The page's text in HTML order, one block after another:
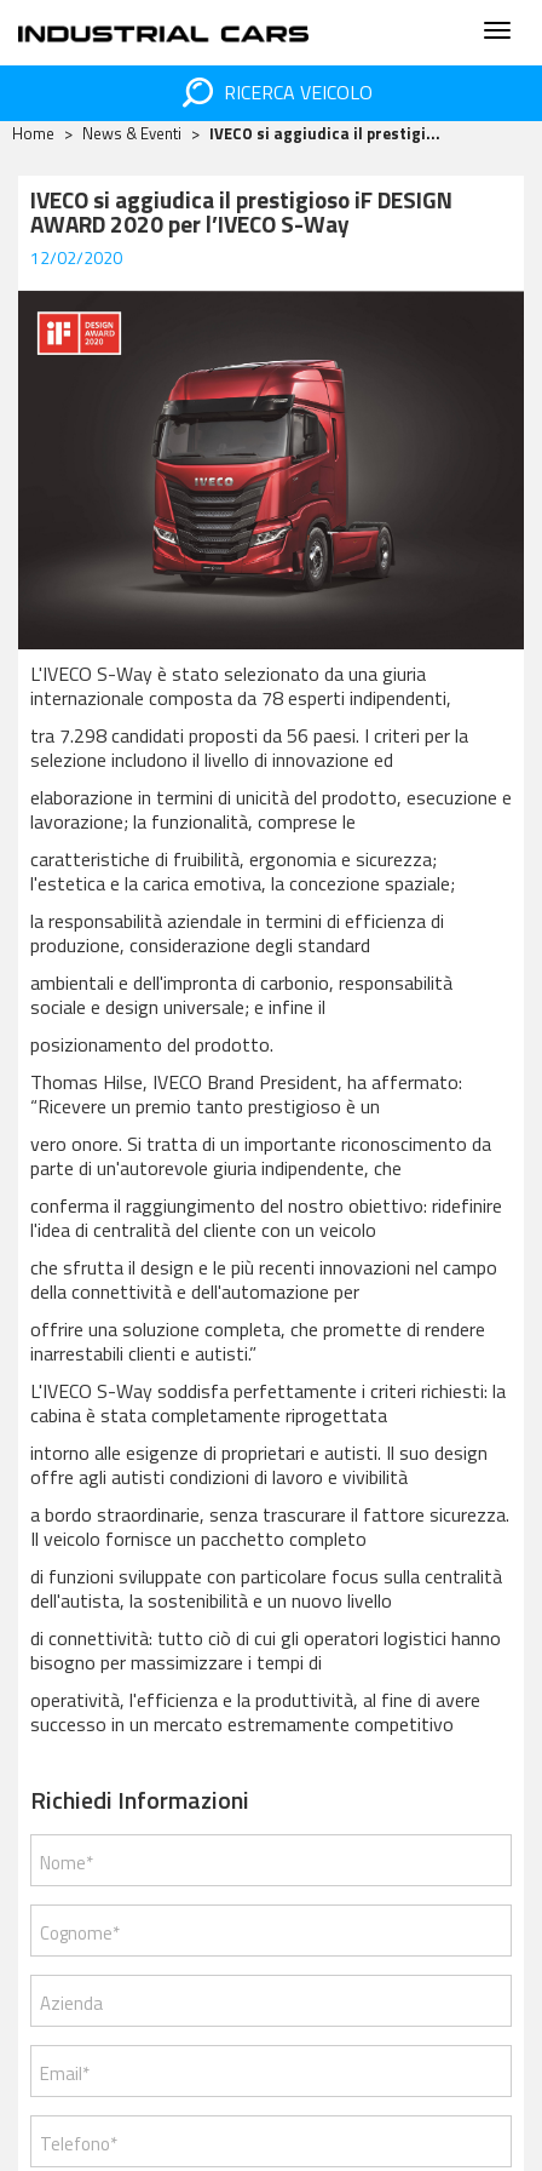
RICERCA VEICOLO
Home News & Eventi IVECO si aggiudica il prestigi...
IVECO si aggiudica il prestigioso iF DESIGN
AWARD 2020 per l’IVECO S-Way
12/02/2020
L'IVECO S-Way è stato selezionato da una giuria
internazionale composta da 78 esperti indipendenti,
tra 7.298 candidati proposti da 56 paesi. I criteri per la
selezione includono il livello di innovazione ed
elaborazione in termini di unicità del prodotto, esecuzione e
lavorazione; la funzionalità, comprese le
caratteristiche di fruibilità, ergonomia e sicurezza;
l'estetica e la carica emotiva, la concezione spaziale;
la responsabilità aziendale in termini di efficienza di
produzione, considerazione degli standard
ambientali e dell'impronta di carbonio, responsabilità
sociale e design universale; e infine il
posizionamento del prodotto.
Thomas Hilse, IVECO Brand President, ha affermato:
“Ricevere un premio tanto prestigioso è un
vero onore. Si tratta di un importante riconoscimento da
parte di un'autorevole giuria indipendente, che
conferma il raggiungimento del nostro obiettivo: ridefinire
l'idea di centralità del cliente con un veicolo
che sfrutta il design e le più recenti innovazioni nel campo
della connettività e dell'automazione per
offrire una soluzione completa, che promette di rendere
inarrestabili clienti e autisti.”
L'IVECO S-Way soddisfa perfettamente i criteri richiesti: la
cabina è stata completamente riprogettata
intorno alle esigenze di proprietari e autisti. Il suo design
offre agli autisti condizioni di lavoro e vivibilità
a bordo straordinarie, senza trascurare il fattore sicurezza.
Il veicolo fornisce un pacchetto completo
di funzioni sviluppate con particolare focus sulla centralità
dell'autista, la sostenibilità e un nuovo livello
di connettività: tutto ciò di cui gli operatori logistici hanno
bisogno per massimizzare i tempi di
operatività, l'efficienza e la produttività, al fine di avere
successo in un mercato estremamente competitivo
Richiedi Informazioni
Nome*
Cognome*
Azienda
Email*
Telefono*